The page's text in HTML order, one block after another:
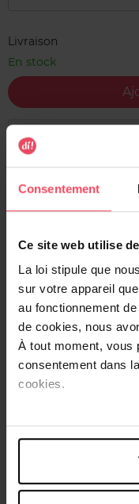
Consentement
Ce site web utilise
La loi stipule que
sur votre appareil
au fonctionnement
de cookies, nous
À tout moment, vous
consentement dans
cookies.
Livraison
En stock
Expédition sous
Description
La poudre colorante
moyen naturel de se
puissants procurent
même titre qu'une
traditionnelle.